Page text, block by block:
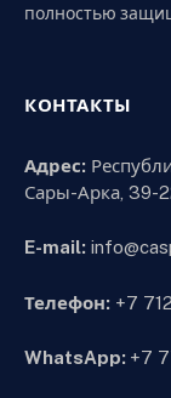
полностью
КОНТАКТЫ
Адрес:
Сары-Арка, 39-
E-mail:
Телефон: +7
WhatsApp: +7